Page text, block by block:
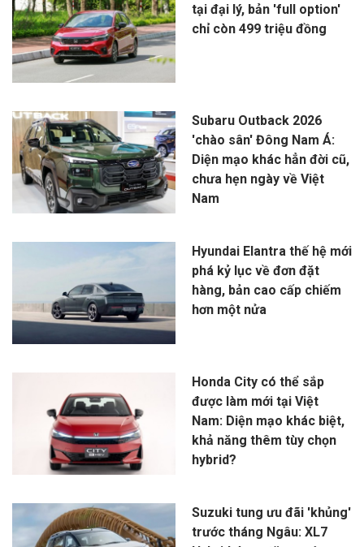
tại đại lý, bản 'full option'
chỉ còn 499 triệu đồng
Subaru Outback 2026
'chào sân' Đông Nam Á:
Diện mạo khác hẳn đời cũ,
chưa hẹn ngày về Việt
Nam
Hyundai Elantra thế hệ mới
phá kỷ lục về đơn đặt
hàng, bản cao cấp chiếm
hơn một nửa
Honda City có thể sắp
được làm mới tại Việt
Nam: Diện mạo khác biệt,
khả năng thêm tùy chọn
hybrid?
Suzuki tung ưu đãi 'khủng'
trước tháng Ngâu: XL7